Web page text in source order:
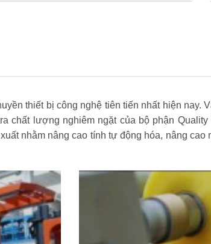
thiết bị công nghệ tiên tiến nhất hiện nay.
chất lượng nghiêm ngặt của bộ phận
nhằm nâng cao tính tự động hóa, nâng